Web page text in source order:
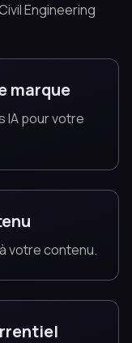
Engineering
marque
IA pour votre
votre contenu.